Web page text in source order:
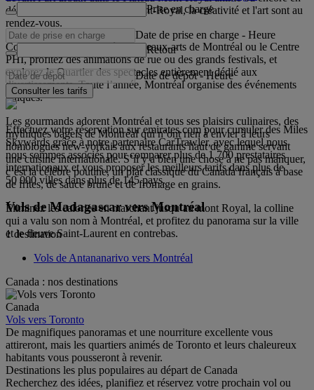
déambulant dans le parc du Mont-Royal, la créativité et l'art sont au
rendez-vous.
Commencez par le Musée des beaux-arts de Montréal ou le Centre
PHI, profitez des animations de rue ou des grands festivals, et
explorez le Quartier des spectacles entièrement dédié aux
divertissements. Toute l’année, Montréal organise des événements
uniques.
Les gourmands adorent Montréal et tous ses plaisirs culinaires, des
mythiques bagels de Montréal qui n’ont rien à envier à leurs
homologues new-yorkais aux restaurants haut de gamme servant
une cuisine internationale. S’il y a bien une chose à ne pas manquer,
c’est la célèbre poutine, un plat classique du Canada français à base
de frites, de sauce brune et de fromage en grains.
Éliminez les calories en marchant jusqu’au mont Royal, la colline
qui a valu son nom à Montréal, et profitez du panorama sur la ville
et le fleuve Saint-Laurent en contrebas.
Prise en charge
Date de prise en charge - Heure
Retour
Date de dépôt - Heure
Consulter les tarifs
Effectuez votre réservation sur emirates.com pour cumuler des Miles
Skywards grâce à notre partenaire CarTrawler, avec lequel nous
nous sommes associés pour comparer plus de 1 700 prestataires
internationaux et vous proposer les meilleurs tarifs dans plus de
50 000 villes dans plus de 145 pays.
Vols de Madagascar vers Montréal
1 destination
Vols de Antananarivo vers Montréal
Canada : nos destinations
Canada
Vols vers Toronto
De magnifiques panoramas et une nourriture excellente vous
attireront, mais les quartiers animés de Toronto et leurs chaleureux
habitants vous pousseront à revenir.
Destinations les plus populaires au départ de Canada
Recherchez des idées, planifiez et réservez votre prochain vol ou